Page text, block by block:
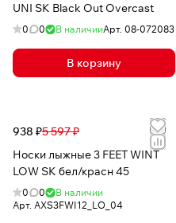
UNI SK Black Out Overcast
0 0 В наличииАрт. 08-072083
В корзину
938 ₽5 597 ₽
Носки лыжные 3 FEET WINT
LOW SK бел/красн 45
0 0
В наличии
Арт. AXS3FWI12_LO_04